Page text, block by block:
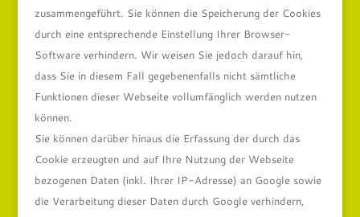
zusammengeführt. Sie können die Speicherung der Cookies
durch eine entsprechende Einstellung Ihrer Browser-
Software verhindern. Wir weisen Sie jedoch darauf hin,
dass Sie in diesem Fall gegebenenfalls nicht sämtliche
Funktionen dieser Webseite vollumfänglich werden nutzen
können.
Sie können darüber hinaus die Erfassung der durch das
Cookie erzeugten und auf Ihre Nutzung der Webseite
bezogenen Daten (inkl. Ihrer IP-Adresse) an Google sowie
die Verarbeitung dieser Daten durch Google verhindern,